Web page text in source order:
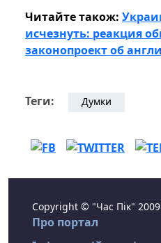
Читайте також:
исчезнуть: реакция
законопроект об
Теги: Думки
Copyright © "Час Пік"
Про портал